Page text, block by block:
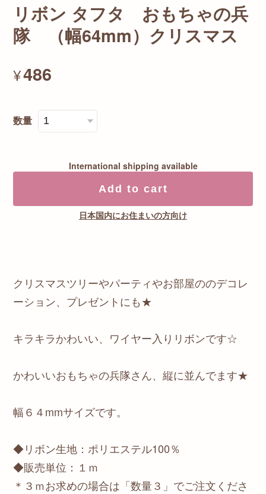
リボン タフタ おもちゃの兵
隊 （幅64mm）クリスマス
¥486
数量
International shipping available
Add to cart
日本国内にお住まいの方向け
クリスマスツリーやパーティやお部屋ののデコレ
ーション、プレゼントにも★
キラキラかわいい、ワイヤー入りリボンです☆
かわいいおもちゃの兵隊さん、縦に並んでます★
幅６４mmサイズです。
◆リボン生地：ポリエステル100％
◆販売単位：１ｍ
＊３ｍお求めの場合は「数量３」でご注文くださ